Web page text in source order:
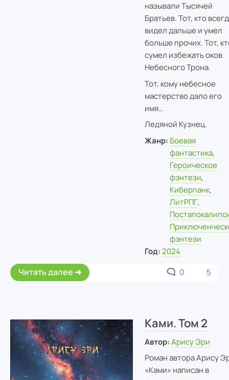
называли Тысячей
Братьев. Тот, кто
видел дальше и умел
больше прочих. Тот,
сумел избежать оков
Небесного Трона.
Тот, кому небесное
мастерство дало его
имя…
Ледяной Кузнец.
Жанр: Боевая
фантастика,
Героическое
фэнтези,
Киберпанк,
ЛитРПГ,
фэнтези
Год: 2024
Читать далее 0 5
Ками. Том 2
Автор: Арису Эри
Роман автора Арису
«Ками» написан в